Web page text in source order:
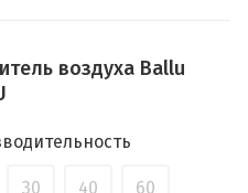
воздуха Ballu
30 40 60